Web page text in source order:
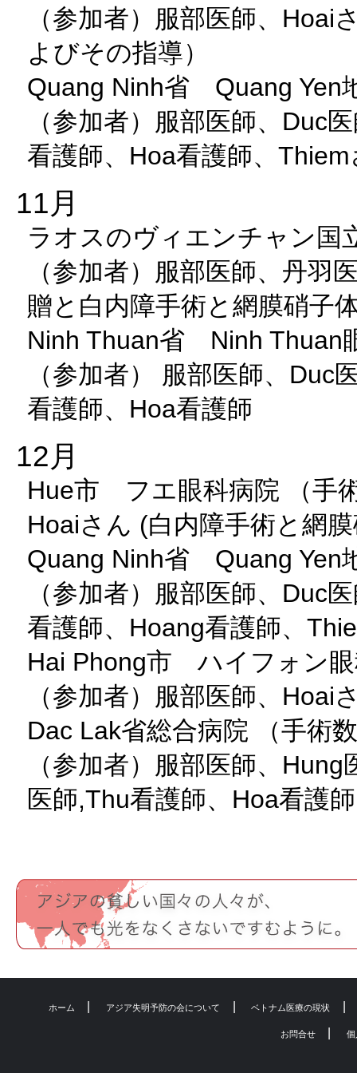
（参加者）服部医師、Hoai
よびその指導）
Quang Ninh省 Quang Yen
（参加者）服部医師、Duc
看護師、Hoa看護師、Thiem
11月
ラオスのヴィエンチャン国
（参加者）服部医師、丹羽
贈と白内障手術と網膜硝子
Ninh Thuan省 Ninh Thuan
（参加者） 服部医師、Duc
看護師、Hoa看護師
12月
Hue市 フエ眼科病院 （手
Hoaiさん (白内障手術と網
Quang Ninh省 Quang Yen
（参加者）服部医師、Duc
看護師、Hoang看護師、
Hai Phong市 ハイフォン眼
（参加者）服部医師、Hoai
Dac Lak省総合病院 （手術
（参加者）服部医師、
医師,Thu看護師、Hoa看護師
ホーム アジア失明予防の会について ベトナム医療の現状
お問合せ 個